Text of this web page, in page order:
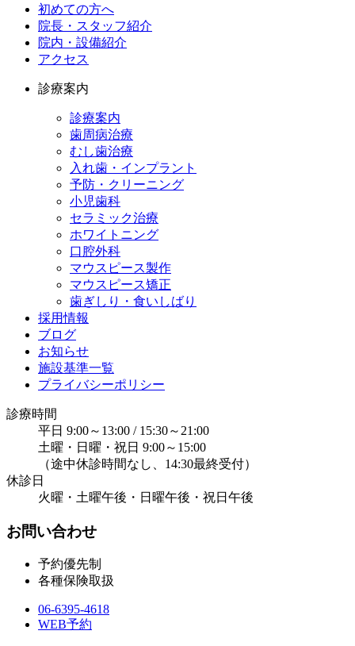
初めての方へ
院長・スタッフ紹介
院内・設備紹介
アクセス
診療案内
診療案内
歯周病治療
むし歯治療
入れ歯・インプラント
予防・クリーニング
小児歯科
セラミック治療
ホワイトニング
口腔外科
マウスピース製作
マウスピース矯正
歯ぎしり・食いしばり
採用情報
ブログ
お知らせ
施設基準一覧
プライバシーポリシー
診療時間
平日 9:00～13:00 / 15:30～21:00
土曜・日曜・祝日 9:00～15:00
（途中休診時間なし、14:30最終受付）
休診日
火曜・土曜午後・日曜午後・祝日午後
お問い合わせ
予約優先制
各種保険取扱
06-6395-4618
WEB予約